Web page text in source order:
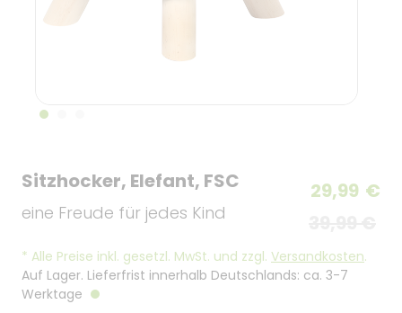
Sitzhocker, Elefant, FSC
eine Freude für jedes Kind
29,99 €
* Alle Preise inkl. gesetzl. MwSt. und zzgl. Versandkosten.
Auf Lager. Lieferfrist innerhalb Deutschlands: ca. 3-7
Werktage